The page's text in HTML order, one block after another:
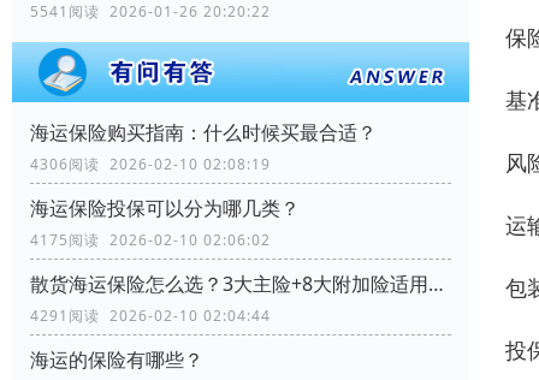
5541阅读 2026-01-26 20:20:22
海运保险购买指南：什么时候买最合适？
4306阅读 2026-02-10 02:08:19
海运保险投保可以分为哪几类？
4175阅读 2026-02-10 02:06:02
散货海运保险怎么选？3大主险+8大附加险适用场景全解析
4291阅读 2026-02-10 02:04:44
海运的保险有哪些？
保
基
风
运
包
投